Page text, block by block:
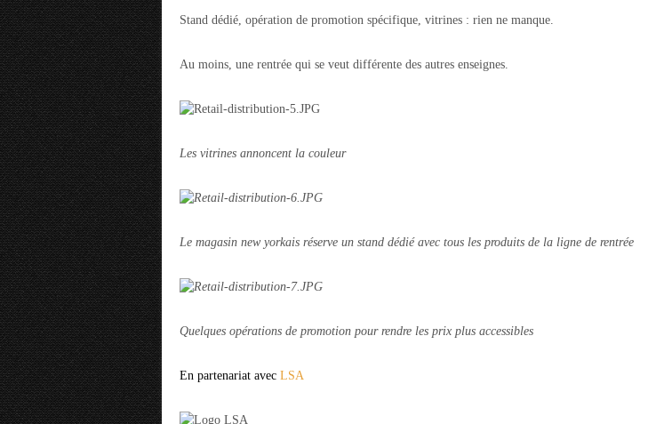
Stand dédié, opération de promotion spécifique, vitrines : rien ne manque.
Au moins, une rentrée qui se veut différente des autres enseignes.
Les vitrines annoncent la couleur
Le magasin new yorkais réserve un stand dédié avec tous les produits de la ligne de rentrée
Quelques opérations de promotion pour rendre les prix plus accessibles
En partenariat avec LSA